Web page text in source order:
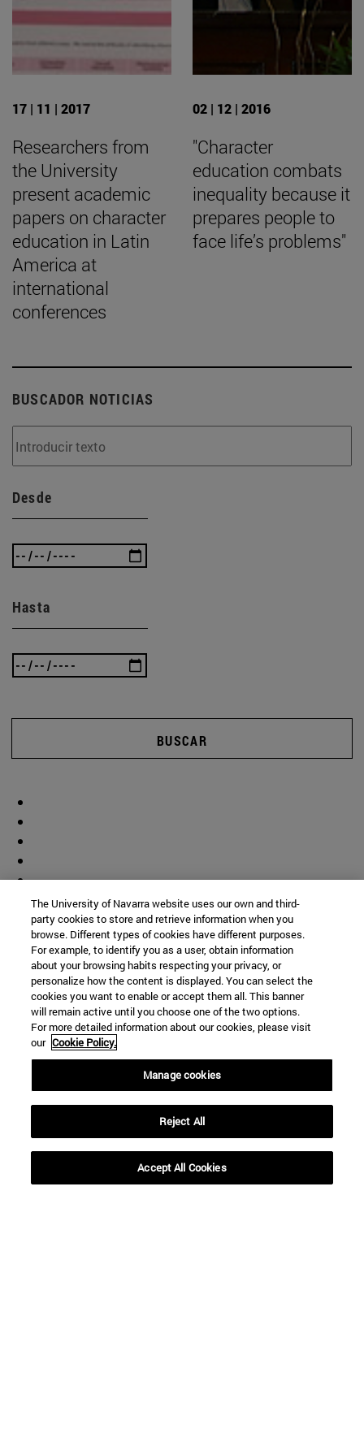
17 | 11 | 2017
Researchers from
the University
present academic
papers on character
education in Latin
America at
international
conferences
02 | 12 | 2016
"Character
education combats
inequality because it
prepares people to
face life’s problems"
BUSCADOR NOTICIAS
Desde
Hasta
BUSCAR
Biblioteca
(abre en nueva ventana)
Aula virtual ADI(abre en nueva ventana)
The University of Navarra website uses our own and third-
party cookies to store and retrieve information when you
browse. Different types of cookies have different purposes.
For example, to identify you as a user, obtain information
about your browsing habits respecting your privacy, or
personalize how the content is displayed. You can select the
cookies you want to enable or accept them all. This banner
will remain active until you choose one of the two options.
For more detailed information about our cookies, please visit
our Cookie Policy.
Manage cookies
Reject All
Accept All Cookies